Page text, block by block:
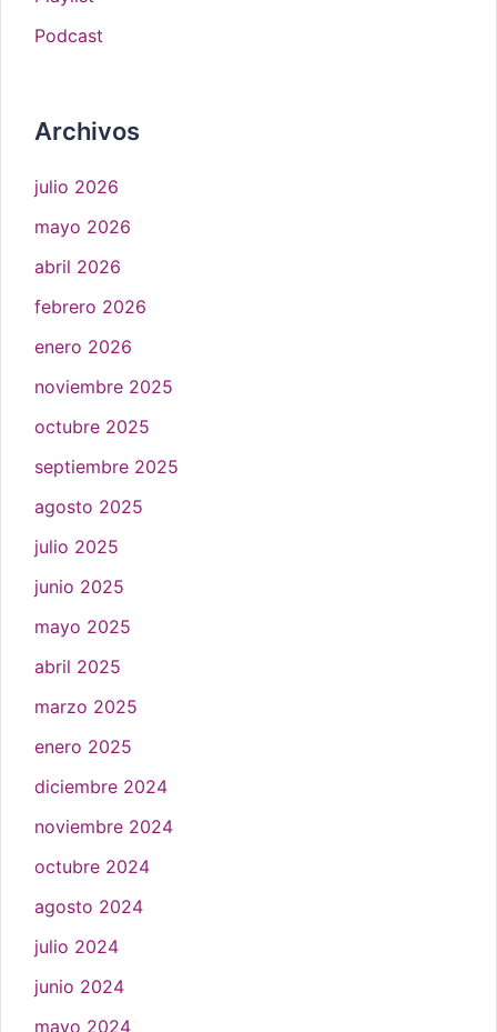
Podcast
Archivos
julio 2026
mayo 2026
abril 2026
febrero 2026
enero 2026
noviembre 2025
octubre 2025
septiembre 2025
agosto 2025
julio 2025
junio 2025
mayo 2025
abril 2025
marzo 2025
enero 2025
diciembre 2024
noviembre 2024
octubre 2024
agosto 2024
julio 2024
junio 2024
mayo 2024